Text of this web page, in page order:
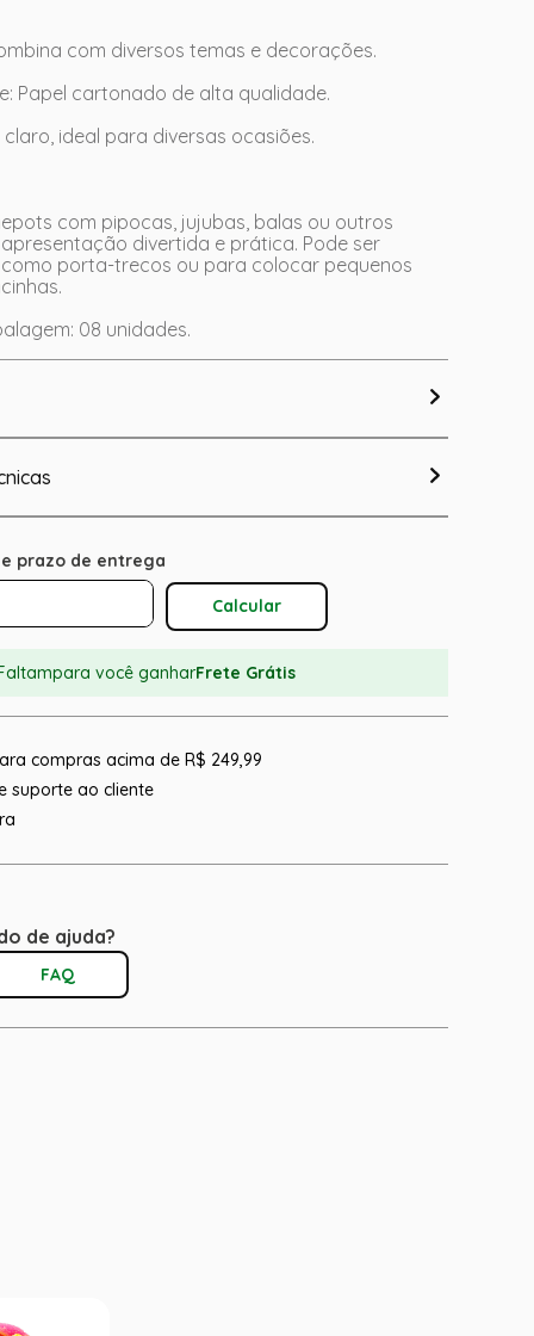
com diversos temas e decorações.
Papel cartonado de alta qualidade.
claro, ideal para diversas ocasiões.
com pipocas, jujubas, balas ou outros
divertida e prática. Pode ser
porta-trecos ou para colocar pequenos
08 unidades.
Calcular O Frete
para você ganharFrete Grátis
compras acima de R$ 249,99
suporte ao cliente
de ajuda?
FAQ